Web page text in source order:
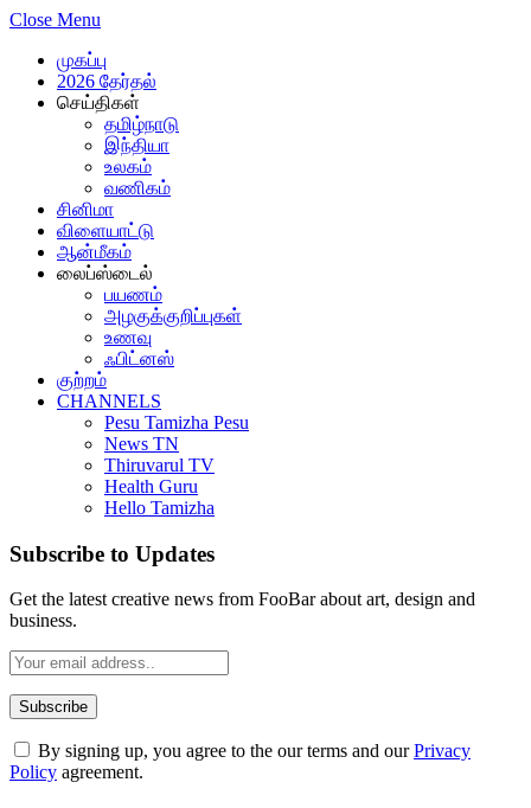
Close Menu
முகப்பு
2026 தேர்தல்
செய்திகள்
தமிழ்நாடு
இந்தியா
உலகம்
வணிகம்
சினிமா
விளையாட்டு
ஆன்மீகம்
லைப்ஸ்டைல்
பயணம்
அழகுக்குறிப்புகள்
உணவு
ஃபிட்னஸ்
குற்றம்
CHANNELS
Pesu Tamizha Pesu
News TN
Thiruvarul TV
Health Guru
Hello Tamizha
Subscribe to Updates
Get the latest creative news from FooBar about art, design and
business.
By signing up, you agree to the our terms and ourPrivacy
Policy agreement.